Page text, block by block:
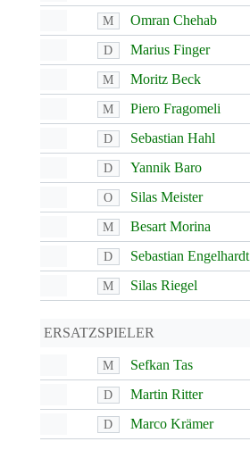
M Omran Chehab
D Marius Finger
M Moritz Beck
M Piero Fragomeli
D Sebastian Hahl
D Yannik Baro
O Silas Meister
M Besart Morina
D Sebastian Engelhardt
M Silas Riegel
ERSATZSPIELER
M Sefkan Tas
D Martin Ritter
D Marco Krämer